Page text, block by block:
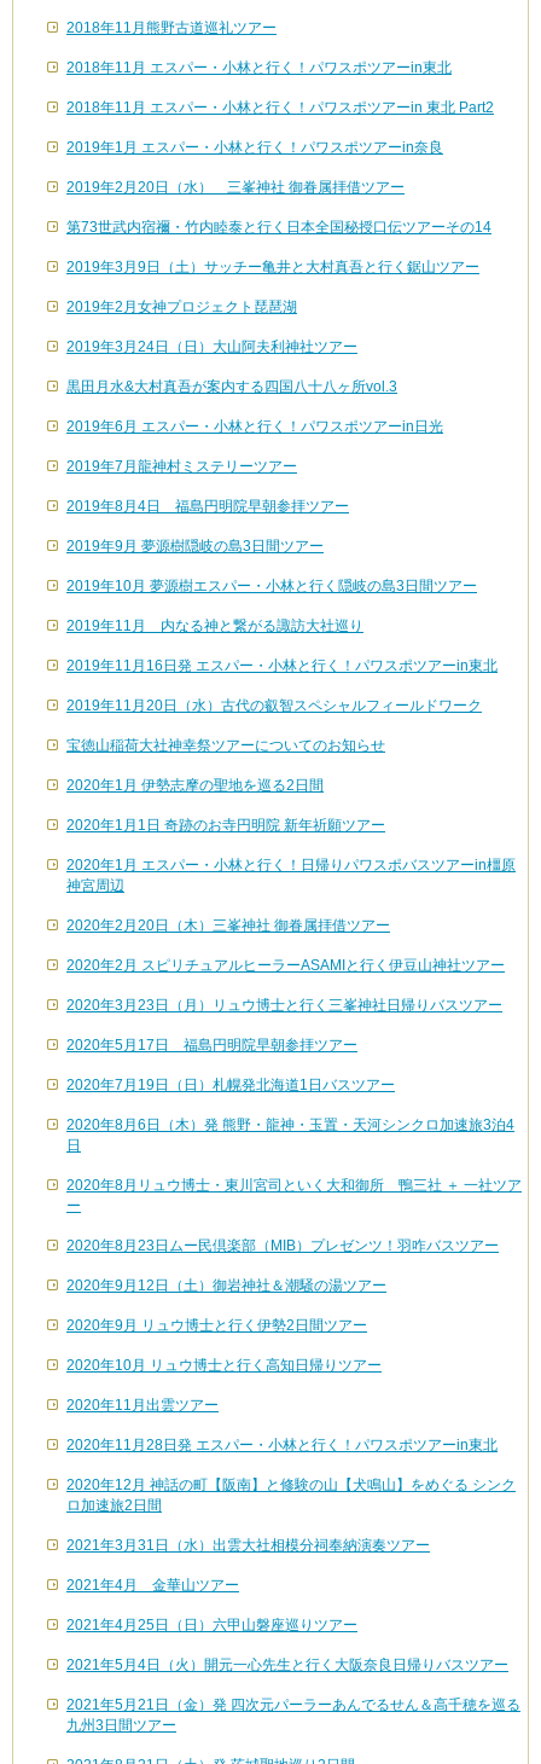
2018年11月熊野古道巡礼ツアー
2018年11月 エスパー・小林と行く！パワスポツアーin東北
2018年11月 エスパー・小林と行く！パワスポツアーin 東北 Part2
2019年1月 エスパー・小林と行く！パワスポツアーin奈良
2019年2月20日（水） 三峯神社 御眷属拝借ツアー
第73世武内宿禰・竹内睦泰と行く日本全国秘授口伝ツアーその14
2019年3月9日（土）サッチー亀井と大村真吾と行く鋸山ツアー
2019年2月女神プロジェクト琵琶湖
2019年3月24日（日）大山阿夫利神社ツアー
黒田月水&大村真吾が案内する四国八十八ヶ所vol.3
2019年6月 エスパー・小林と行く！パワスポツアーin日光
2019年7月龍神村ミステリーツアー
2019年8月4日 福島円明院早朝参拝ツアー
2019年9月 夢源樹隠岐の島3日間ツアー
2019年10月 夢源樹エスパー・小林と行く隠岐の島3日間ツアー
2019年11月 内なる神と繋がる諏訪大社巡り
2019年11月16日発 エスパー・小林と行く！パワスポツアーin東北
2019年11月20日（水）古代の叡智スペシャルフィールドワーク
宝徳山稲荷大社神幸祭ツアーについてのお知らせ
2020年1月 伊勢志摩の聖地を巡る2日間
2020年1月1日 奇跡のお寺円明院 新年祈願ツアー
2020年1月 エスパー・小林と行く！日帰りパワスポバスツアーin橿原
神宮周辺
2020年2月20日（木）三峯神社 御眷属拝借ツアー
2020年2月 スピリチュアルヒーラーASAMIと行く伊豆山神社ツアー
2020年3月23日（月）リュウ博士と行く三峯神社日帰りバスツアー
2020年5月17日 福島円明院早朝参拝ツアー
2020年7月19日（日）札幌発北海道1日バスツアー
2020年8月6日（木）発 熊野・龍神・玉置・天河シンクロ加速旅3泊4
日
2020年8月リュウ博士・東川宮司といく大和御所 鴨三社 ＋ 一社ツア
ー
2020年8月23日ムー民倶楽部（MIB）プレゼンツ！羽咋バスツアー
2020年9月12日（土）御岩神社＆潮騒の湯ツアー
2020年9月 リュウ博士と行く伊勢2日間ツアー
2020年10月 リュウ博士と行く高知日帰りツアー
2020年11月出雲ツアー
2020年11月28日発 エスパー・小林と行く！パワスポツアーin東北
2020年12月 神話の町【阪南】と修験の山【犬鳴山】をめぐる シンク
ロ加速旅2日間
2021年3月31日（水）出雲大社相模分祠奉納演奏ツアー
2021年4月 金華山ツアー
2021年4月25日（日）六甲山磐座巡りツアー
2021年5月4日（火）開元一心先生と行く大阪奈良日帰りバスツアー
2021年5月21日（金）発 四次元パーラーあんでるせん＆高千穂を巡る
九州3日間ツアー